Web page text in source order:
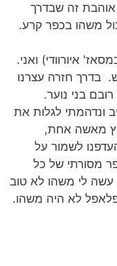
זה שבדרך
משהו בכפר קרע.
איורוודי) ואני.
בדרך חזרה עצרנו
בני נוער.
ונדהמתי לגלות את
מאשה אחת,
לשמור על
מסורתי של כל
עשה לי משהו לא טוב
לא היה משהו.